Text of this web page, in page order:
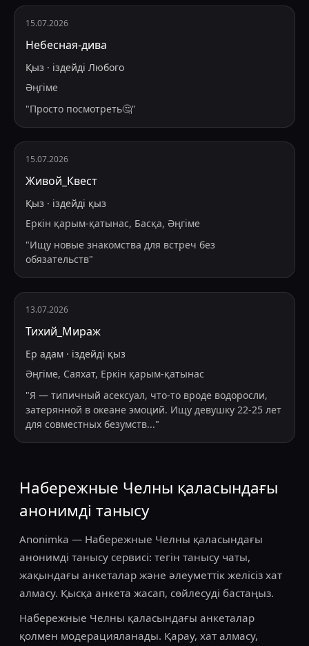
15.07.2026
Небесная-дива
Қыз · іздейді Любого
Әңгіме
"Просто посмотреть🤔"
15.07.2026
Живой_Квест
Қыз · іздейді қыз
Еркін қарым-қатынас, Басқа, Әңгіме
"Ищу новые знакомства для встреч без
обязательств"
13.07.2026
Тихий_Мираж
Ер адам · іздейді қыз
Әңгіме, Саяхат, Еркін қарым-қатынас
"Я — типичный асексуал, что-то вроде водоросли,
затерянной в океане эмоций. Ищу девушку 22-25 лет
для совместных безумств..."
Набережные Челны қаласындағы
анонимді танысу
Anonimka — Набережные Челны қаласындағы
анонимді танысу сервисі: тегін танысу чаты,
жақындағы анкеталар және әлеуметтік желісіз хат
алмасу. Қысқа анкета жасап, сөйлесуді бастаңыз.
Набережные Челны қаласындағы анкеталар
қолмен модерацияланады. Қарау, хат алмасу,